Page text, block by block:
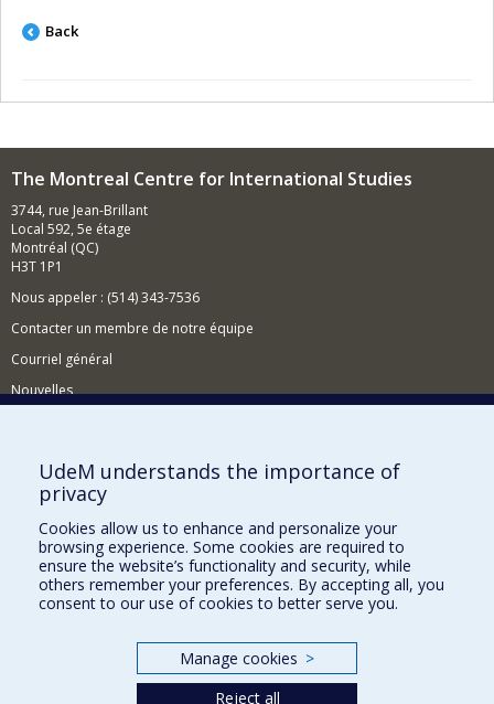
Back
The Montreal Centre for International Studies
3744, rue Jean-Brillant
Local 592, 5e étage
Montréal (QC)
H3T 1P1
Nous appeler : (514) 343-7536
Contacter un membre de notre équipe
Courriel général
Nouvelles
Comment soutenir le CÉRIUM?
BESOIN D'AIDE?
Plan du site
Signaler une erreur
Accessibilité
Nos départements et écoles
UdeM understands the importance of
privacy
Cookies allow us to enhance and personalize your
browsing experience. Some cookies are required to
ensure the website’s functionality and security, while
others remember your preferences. By accepting all, you
consent to our use of cookies to better serve you.
Manage cookies >
Reject all